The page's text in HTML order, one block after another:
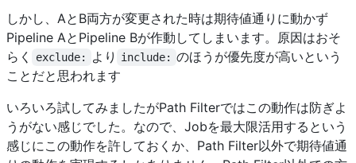
しかし、AとB両方が変更された時は期待値通りに動かず
Pipeline AとPipeline Bが作動してしまいます。原因はおそ
らく
exclude: より include: のほうが優先度が高いという
ことだと思われます
いろいろ試してみましたがPath Filterではこの動作は防ぎよ
うがない感じでした。なので、Jobを最大限活用するという
感じにこの動作を許しておくか、Path Filter以外で期待値通